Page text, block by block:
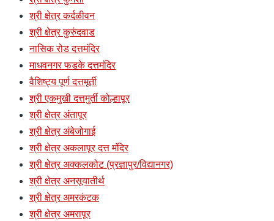
श्री क्षेत्र कर्दळीवन
श्री क्षेत्र कुरुंदवाड
नासिक रोड दत्तमंदिर
माधवनगर फडके दत्तमंदिर
वैशिष्ट्य पूर्ण दत्तमूर्ती
श्री एकमुखी दत्तमुर्ती कोल्हापूर
श्री क्षेत्र अंतापूर
श्री क्षेत्र अंबेजोगाई
श्री क्षेत्र अकलापूर दत्त मंदिर
श्री क्षेत्र अक्कलकोट (प्रज्ञापुर/विद्यानगर)
श्री क्षेत्र अनसूयातीर्थ
श्री क्षेत्र अमरकंटक
श्री क्षेत्र अमरापूर